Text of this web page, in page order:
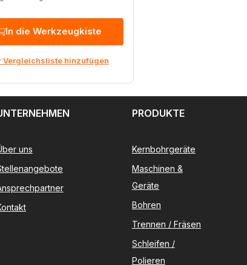
In die Werkzeugkiste
Vergleichsliste hinzufügen
uns
PRODUKTE
Kernbohrgeräte
Maschinen &
Geräte
Bohren
Trennen / Fräsen
Schleifen /
Polieren